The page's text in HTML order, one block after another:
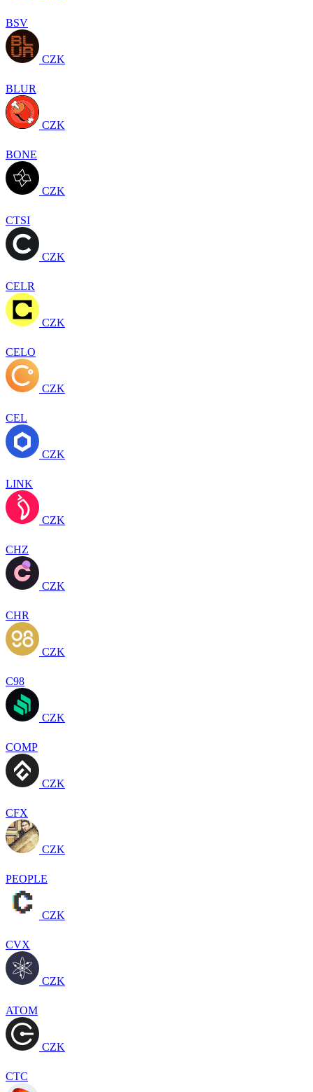
BSV
CZK
BLUR
CZK
BONE
CZK
CTSI
CZK
CELR
CZK
CELO
CZK
CEL
CZK
LINK
CZK
CHZ
CZK
CHR
CZK
C98
CZK
COMP
CZK
CFX
CZK
PEOPLE
CZK
CVX
CZK
ATOM
CZK
CTC